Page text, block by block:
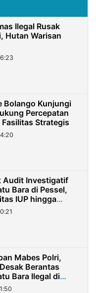
Ilegal Rusak
Hutan Warisan
Bolango Kunjungi
Percepatan
Strategis
Audit Investigatif
Bara di Pessel,
IUP hingga
Mabes Polri,
Berantas
Bara Ilegal di